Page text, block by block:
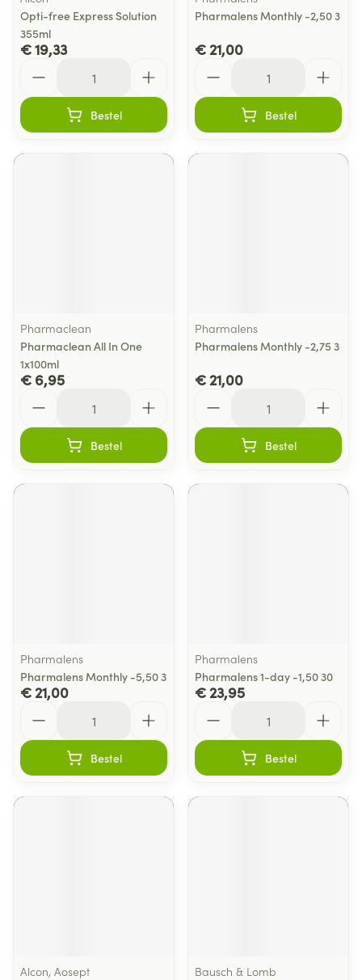
Opti-free Express Solution
355ml
€ 19,33
Bestel
Pharmalens Monthly -2,50 3
€ 21,00
Bestel
Pharmaclean
Pharmaclean All In One
1x100ml
€ 6,95
Bestel
Pharmalens
Pharmalens Monthly -2,75 3
€ 21,00
Bestel
Pharmalens
Pharmalens Monthly -5,50 3
€ 21,00
Bestel
Pharmalens
Pharmalens 1-day -1,50 30
€ 23,95
Bestel
Alcon, Aosept
Bausch & Lomb